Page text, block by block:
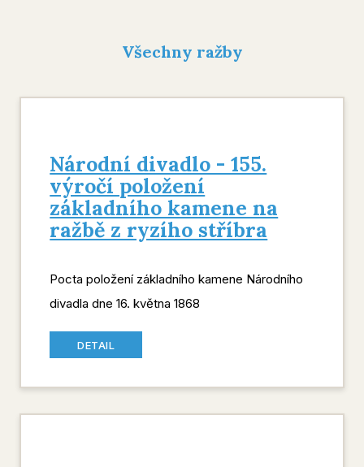
Všechny ražby
Národní divadlo - 155.
výročí položení
základního kamene na
ražbě z ryzího stříbra
Pocta položení základního kamene Národního
divadla dne 16. května 1868
DETAIL